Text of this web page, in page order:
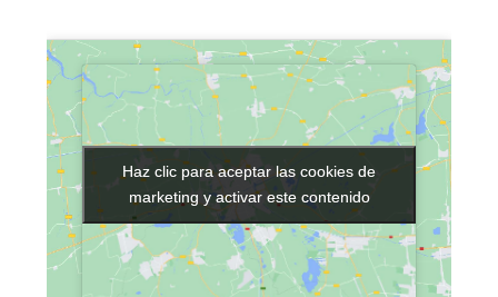
Haz clic para aceptar las cookies de
marketing y activar este contenido
Haz clic para aceptar las cookies de
marketing y activar este contenido